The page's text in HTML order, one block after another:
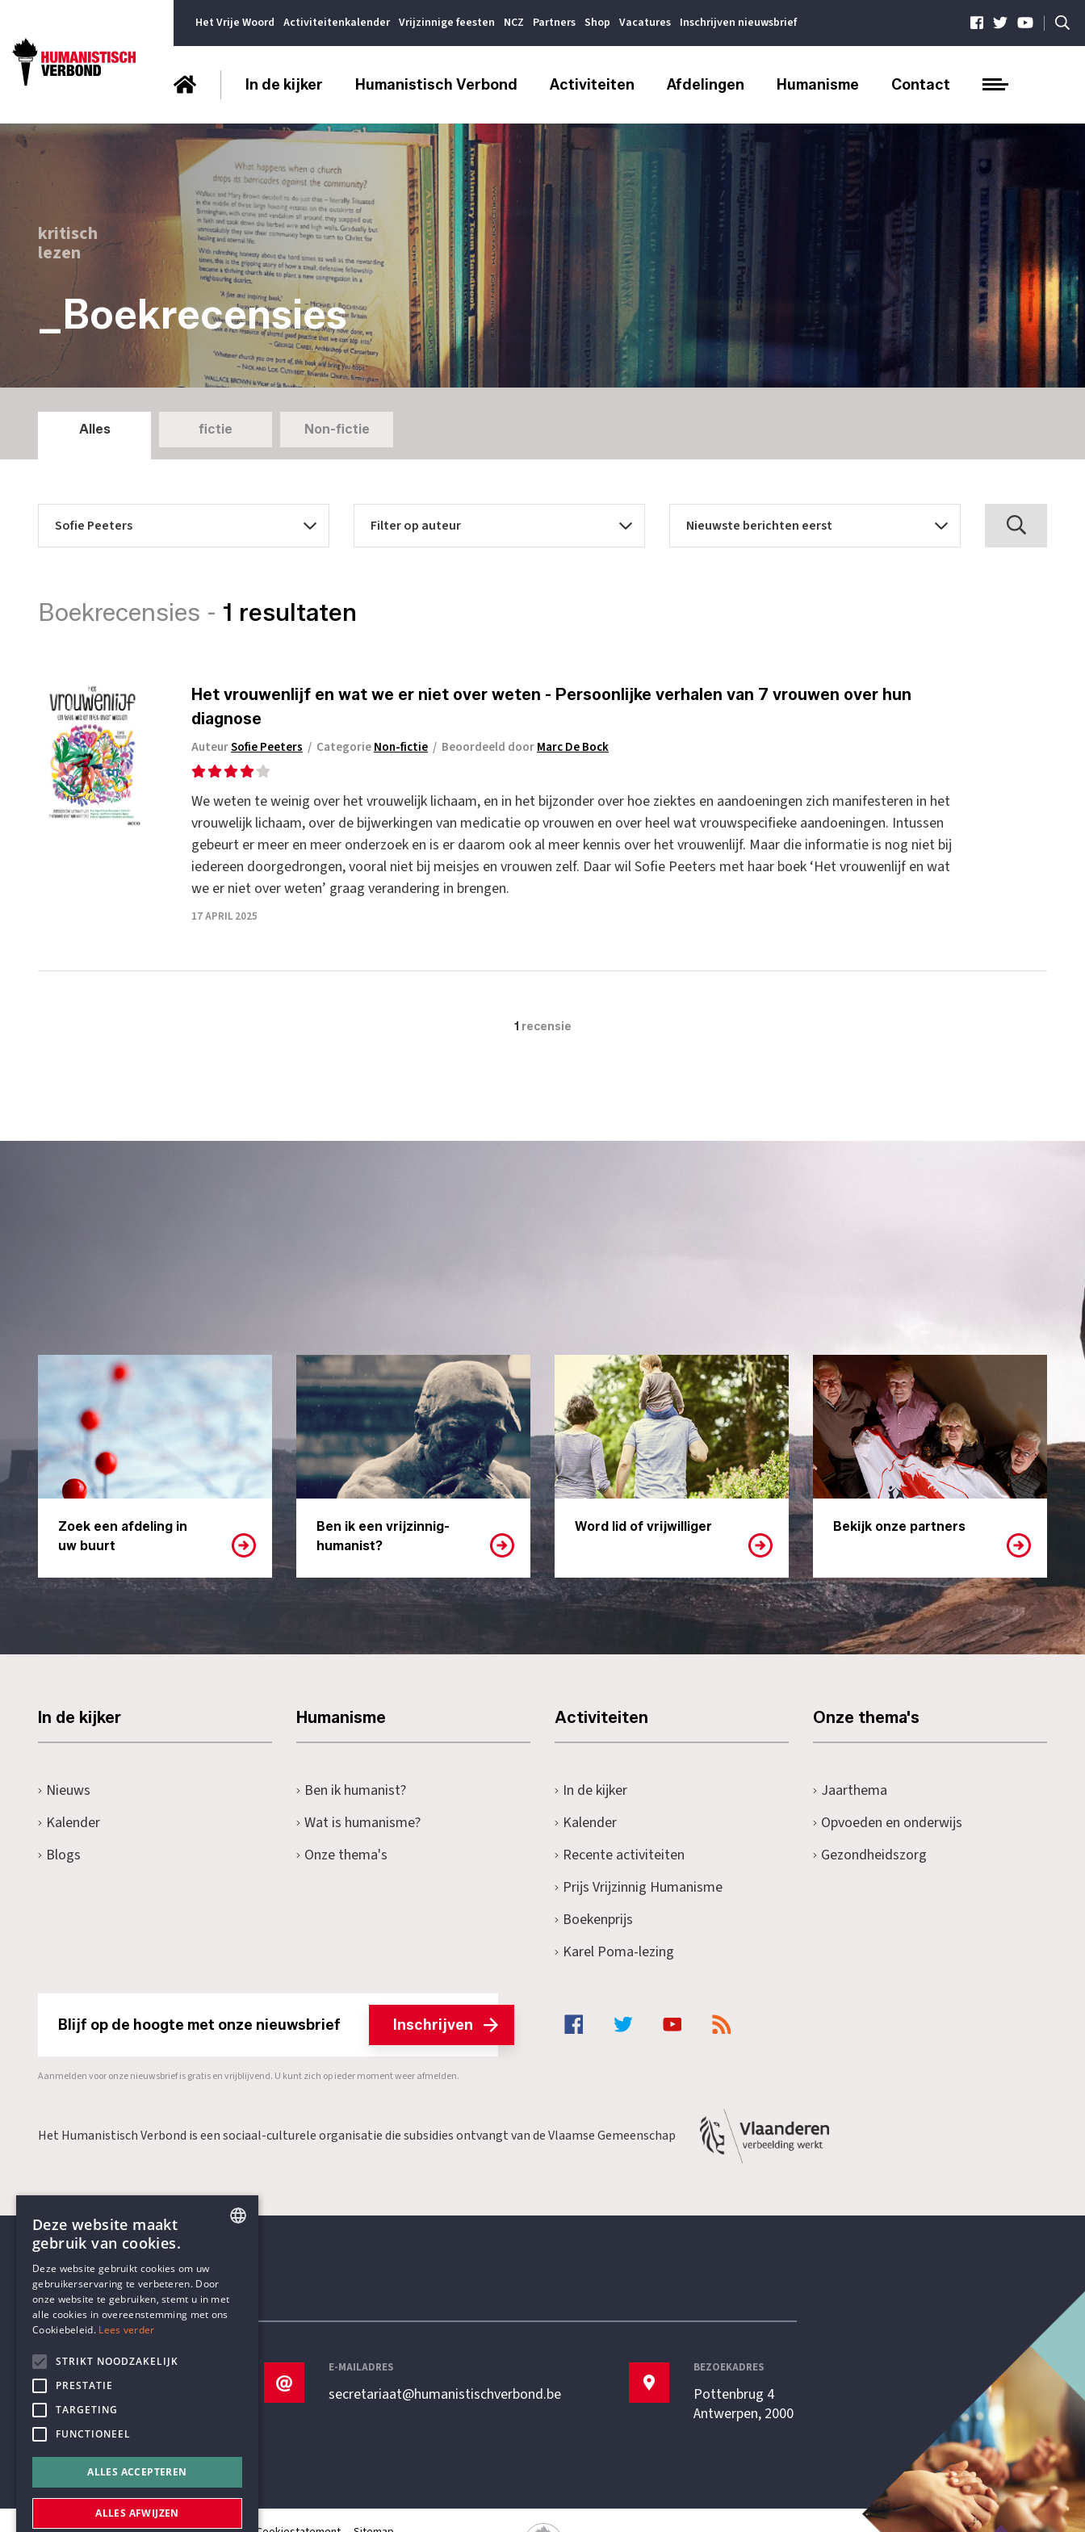
Het Vrije Woord Activiteitenkalender Vrijzinnige feesten NCZ Partners Shop Vacatures Inschrijven nieuwsbrief |
In de kijker Humanistisch Verbond Activiteiten Afdelingen Humanisme Contact
kritisch
lezen
_Boekrecensies
Alles fictie Non-fictie
Boekrecensies - 1 resultaten
Het vrouwenlijf en wat we er niet over weten - Persoonlijke verhalen van 7 vrouwen over hun
diagnose
AuteurSofie Peeters / CategorieNon-fictie / Beoordeeld doorMarc De Bock
We weten te weinig over het vrouwelijk lichaam, en in het bijzonder over hoe ziektes en aandoeningen zich manifesteren in het
vrouwelijk lichaam, over de bijwerkingen van medicatie op vrouwen en over heel wat vrouwspecifieke aandoeningen. Intussen
gebeurt er meer en meer onderzoek en is er daarom ook al meer kennis over het vrouwenlijf. Maar die informatie is nog niet bij
iedereen doorgedrongen, vooral niet bij meisjes en vrouwen zelf. Daar wil Sofie Peeters met haar boek ‘Het vrouwenlijf en wat
we er niet over weten’ graag verandering in brengen.
17 APRIL 2025
1 recensie
Zoek een afdeling in
uw buurt
Ben ik een vrijzinnig-
humanist?
Word lid of vrijwilliger Bekijk onze partners
In de kijker
Nieuws
Kalender
Blogs
Humanisme
Ben ik humanist?
Wat is humanisme?
Onze thema's
Activiteiten
In de kijker
Kalender
Recente activiteiten
Prijs Vrijzinnig Humanisme
Boekenprijs
Karel Poma-lezing
Onze thema's
Jaarthema
Opvoeden en onderwijs
Gezondheidszorg
Blijf op de hoogte met onze nieuwsbrief Inschrijven
Aanmelden voor onze nieuwsbrief is gratis en vrijblijvend. U kunt zich op ieder moment weer afmelden.
Het Humanistisch Verbond is een sociaal-culturele organisatie die subsidies ontvangt van de Vlaamse Gemeenschap
Contactgegevens
TELEFOON
+32 3 233 70 32
E-MAILADRES
secretariaat@humanistischverbond.be
BEZOEKADRES
Pottenbrug 4
Antwerpen, 2000
DUTCH
Deze website maakt
gebruik van cookies.
Deze website gebruikt cookies om uw
gebruikerservaring te verbeteren. Door
onze website te gebruiken, stemt u in met
alle cookies in overeenstemming met ons
Cookiebeleid. Lees verder
STRIKT NOODZAKELIJK
PRESTATIE
TARGETING
FUNCTIONEEL
ALLES ACCEPTEREN
ALLES AFWIJZEN